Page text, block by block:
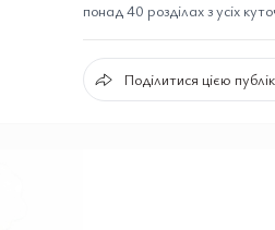
понад 40 розділах з усіх
Поділитися цією